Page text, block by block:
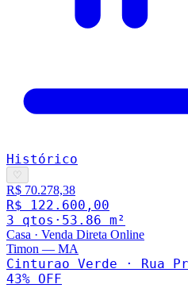
Histórico
♡
R$ 70.278,38
R$ 122.600,00
3 qtos · 53.86 m²
Casa · Venda Direta Online
Timon — MA
Cinturao Verde · Rua
43% OFF